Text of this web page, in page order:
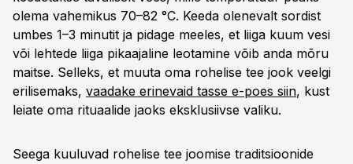
olema vahemikus 70–82 °C. Keeda olenevalt sordist
umbes 1–3 minutit ja pidage meeles, et liiga kuum vesi
või lehtede liiga pikaajaline leotamine võib anda mõru
maitse. Selleks, et muuta oma rohelise tee jook veelgi
erilisemaks, vaadake erinevaid tasse e-poes siin, kust
leiate oma rituaalide jaoks eksklusiivse valiku.
Seega kuuluvad rohelise tee joomise traditsioonide